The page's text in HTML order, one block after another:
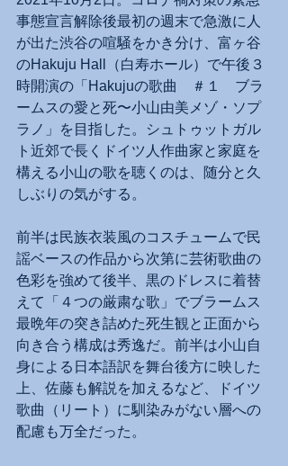
事態宣言解除後最初の週末で急激に人
が出た渋谷の喧騒をかき分け、富ヶ谷
のHakuju Hall（白寿ホール）で午後３
時開演の「Hakujuの歌曲　＃１　ブラ
ームスの愛と死〜小山由美メゾ・ソプ
ラノ」を目指した。シュトゥットガル
ト近郊で長くドイツ人作曲家と家庭を
構える小山の歌を聴くのは、随分と久
しぶりの気がする。
前半は民族衣装風のコスチュームで民
謡ベースの作品から次第に芸術歌曲の
色彩を強めて後半、黒のドレスに着替
えて「４つの厳粛な歌」でブラームス
最晩年の突き詰めた死生観と正面から
向き合う構成は秀逸だ。前半は小山自
身による日本語訳を舞台後方に映した
上、佐藤も解説を加えるなど、ドイツ
歌曲（リート）に馴染みがない層への
配慮も万全だった。